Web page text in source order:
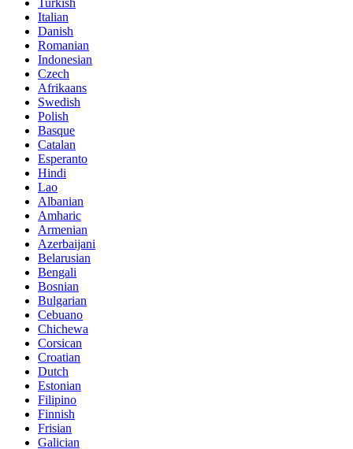
Turkish
Italian
Danish
Romanian
Indonesian
Czech
Afrikaans
Swedish
Polish
Basque
Catalan
Esperanto
Hindi
Lao
Albanian
Amharic
Armenian
Azerbaijani
Belarusian
Bengali
Bosnian
Bulgarian
Cebuano
Chichewa
Corsican
Croatian
Dutch
Estonian
Filipino
Finnish
Frisian
Galician